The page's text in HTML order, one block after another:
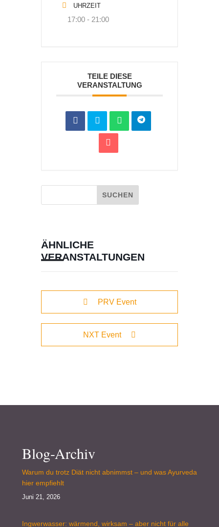
UHRZEIT
17:00 - 21:00
TEILE DIESE
VERANSTALTUNG
ÄHNLICHE
VERANSTALTUNGEN
PRV Event
NXT Event
Blog-Archiv
Warum du trotz Diät nicht abnimmst – und was Ayurveda
hier empfiehlt
Juni 21, 2026
Ingwerwasser: wärmend, wirksam – aber nicht für alle